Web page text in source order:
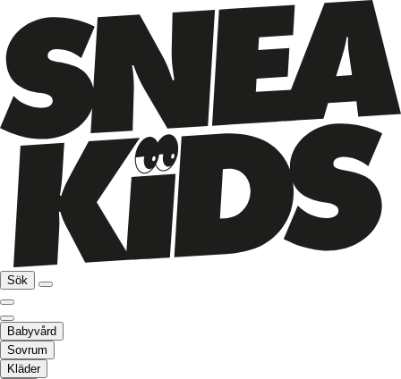
Sök
Babyvård
Sovrum
Kläder